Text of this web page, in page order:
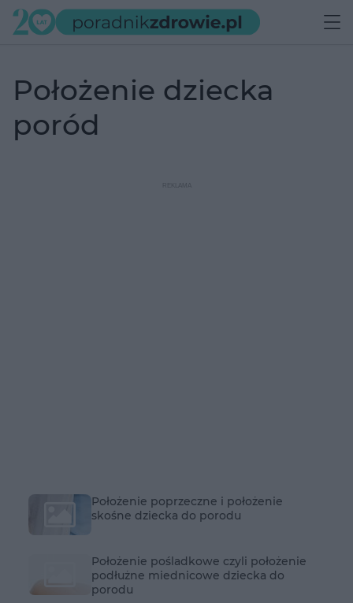
położenie dziecka
poród
Położenie poprzeczne i położenie
skośne dziecka do porodu
Położenie pośladkowe czyli położenie
podłużne miednicowe dziecka do
porodu